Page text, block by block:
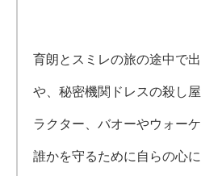
育朗とスミレの旅の途中で
や、秘密機関ドレスの殺し
ラクター、バオーやウォー
誰かを守るために自らの心